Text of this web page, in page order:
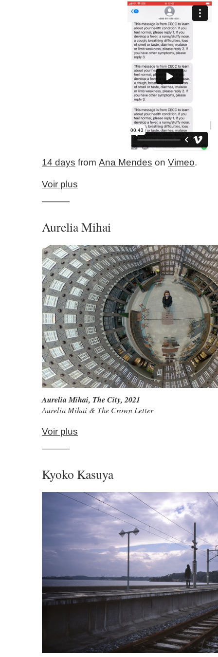
14 days from Ana Mendes on Vimeo.
Voir plus
———
Aurelia Mihai
Aurelia Mihai, The City, 2021
Aurelia Mihai & The Crown Letter
Voir plus
———
Kyoko Kasuya